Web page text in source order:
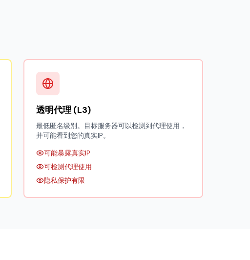
透明代理 (L3)
最低匿名级别。目标服务器可以检测到代理使用，
并可能看到您的真实IP。
可能暴露真实IP
可检测代理使用
隐私保护有限